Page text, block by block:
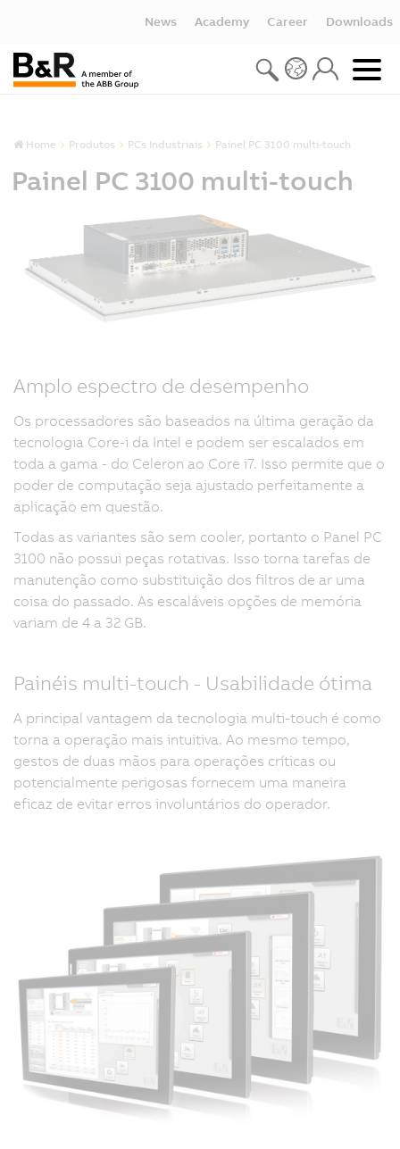
News Academy Career Downloads
Home Produtos PCs Industriais Painel PC 3100 multi-touch
Painel PC 3100 multi-touch
Amplo espectro de desempenho
Os processadores são baseados na última geração da
tecnologia Core-i da Intel e podem ser escalados em
toda a gama - do Celeron ao Core i7. Isso permite que o
poder de computação seja ajustado perfeitamente a
aplicação em questão.
Todas as variantes são sem cooler, portanto o Panel PC
3100 não possui peças rotativas. Isso torna tarefas de
manutenção como substituição dos filtros de ar uma
coisa do passado. As escaláveis opções de memória
variam de 4 a 32 GB.
Painéis multi-touch - Usabilidade ótima
A principal vantagem da tecnologia multi-touch é como
torna a operação mais intuitiva. Ao mesmo tempo,
gestos de duas mãos para operações críticas ou
potencialmente perigosas fornecem uma maneira
eficaz de evitar erros involuntários do operador.